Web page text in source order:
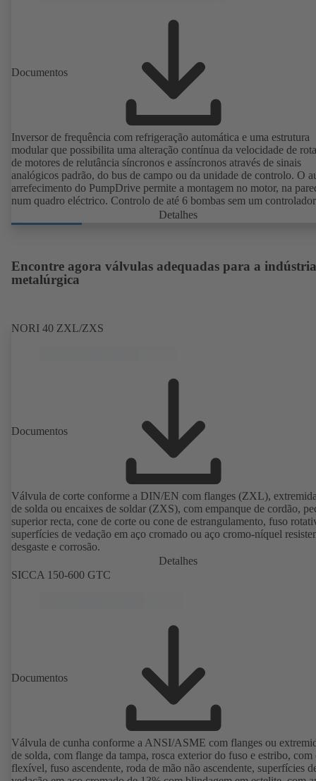
Documentos
Inversor de frequência com refrigeração automática e uma estrutura
modular que possibilita uma alteração contínua da velocidade de
de motores de relutância síncronos e assíncronos através de sinais
analógicos padrão, do bus de campo ou da unidade de controlo. O
arrefecimento do PumpDrive permite a montagem no motor, na
num quadro eléctrico. Controlo de até 6 bombas sem um controlador
Detalhes
Encontre agora válvulas adequadas para a indústria
metalúrgica
NORI 40 ZXL/ZXS
Documentos
Válvula de corte conforme a DIN/EN com flanges (ZXL),
de solda ou encaixes de soldar (ZXS), com empanque de cordão,
superior recta, cone de corte ou cone de estrangulamento, fuso
superfícies de vedação em aço cromado ou aço cromo-níquel
desgaste e corrosão.
Detalhes
SICCA 150-600 GTC
Documentos
Válvula de cunha conforme a ANSI/ASME com flanges ou
de solda, com flange da tampa, rosca exterior do fuso e estribo, com
flexível, fuso ascendente, roda de mão não ascendente, superfícies